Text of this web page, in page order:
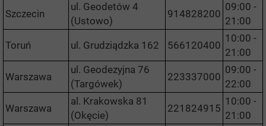
Szczecin
ul. Geodetów 4
(Ustowo)
914828200
09:00 -
21:00
Toruń ul. Grudziądzka 162 566120400
10:00 -
21:00
Warszawa
ul. Geodezyjna 76
(Targówek)
223337000
09:00 -
22:00
Warszawa
al. Krakowska 81
(Okęcie)
221824915
10:00 -
21:00